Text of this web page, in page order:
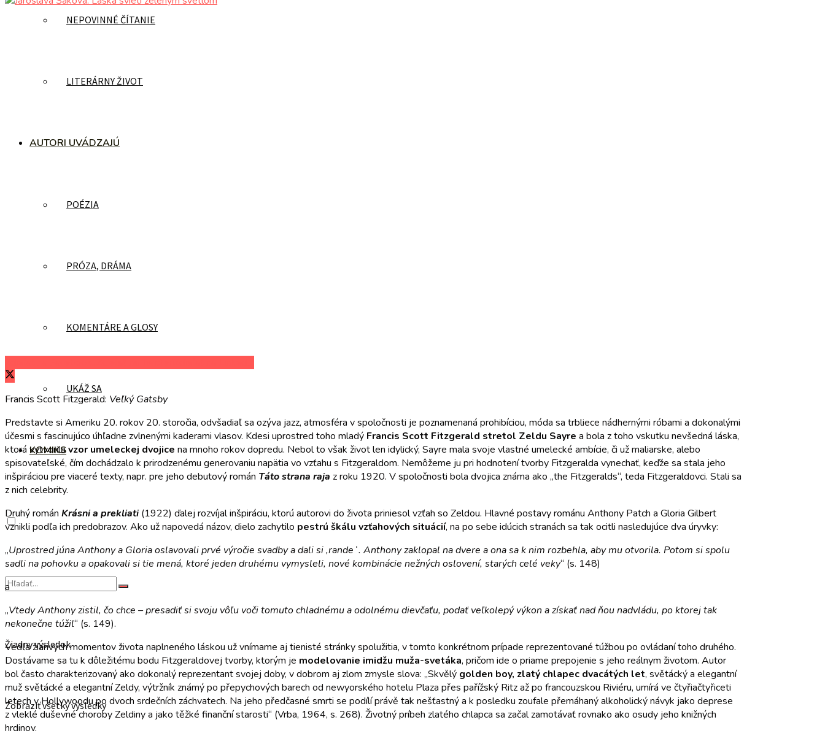
NEPOVINNÉ ČÍTANIE
LITERÁRNY ŽIVOT
AUTORI UVÁDZAJÚ
POÉZIA
PRÓZA, DRÁMA
KOMENTÁRE A GLOSY
UKÁŽ SA
KOMIKS
Žiadny výsledok
Zobraziť všetky výsledky
Francis Scott Fitzgerald: Veľký Gatsby
Predstavte si Ameriku 20. rokov 20. storočia, odvšadiaľ sa ozýva jazz, atmosféra v spoločnosti je poznamenaná prohibíciou, móda sa trbliece nádhernými róbami a dokonalými
účesmi s fascinujúco úhľadne zvlnenými kaderami vlasov. Kdesi uprostred toho mladý Francis Scott Fitzgerald stretol Zeldu Sayre a bola z toho vskutku nevšedná láska,
ktorá vytvorilavzor umeleckej dvojice na mnoho rokov dopredu. Nebol to však život len idylický, Sayre mala svoje vlastné umelecké ambície, či už maliarske, alebo
spisovateľské, čím dochádzalo k prirodzenému generovaniu napätia vo vzťahu s Fitzgeraldom. Nemôžeme ju pri hodnotení tvorby Fitzgeralda vynechať, keďže sa stala jeho
inšpiráciou pre viaceré texty, napr. pre jeho debutový román Táto strana raja z roku 1920. V spoločnosti bola dvojica známa ako „the Fitzgeralds“, teda Fitzgeraldovci. Stali sa
z nich celebrity.
Druhý román Krásni a prekliati (1922) ďalej rozvíjal inšpiráciu, ktorú autorovi do života priniesol vzťah so Zeldou. Hlavné postavy románu Anthony Patch a Gloria Gilbert
vznikli podľa ich predobrazov. Ako už napovedá názov, dielo zachytilo pestrú škálu vzťahových situácií, na po sebe idúcich stranách sa tak ocitli nasledujúce dva úryvky:
„Uprostred júna Anthony a Gloria oslavovali prvé výročie svadby a dali si ,randeʻ. Anthony zaklopal na dvere a ona sa k nim rozbehla, aby mu otvorila. Potom si spolu
sadli na pohovku a opakovali si tie mená, ktoré jeden druhému vymysleli, nové kombinácie nežných oslovení, starých celé veky“ (s. 148)
a
„Vtedy Anthony zistil, čo chce – presadiť si svoju vôľu voči tomuto chladnému a odolnému dievčaťu, podať veľkolepý výkon a získať nad ňou nadvládu, po ktorej tak
nekonečne túžil“ (s. 149).
Vedľa žiarivých momentov života naplneného láskou už vnímame aj tienisté stránky spolužitia, v tomto konkrétnom prípade reprezentované túžbou po ovládaní toho druhého.
Dostávame sa tu k dôležitému bodu Fitzgeraldovej tvorby, ktorým je modelovanie imidžu muža-svetáka, pričom ide o priame prepojenie s jeho reálnym životom. Autor
bol často charakterizovaný ako dokonalý reprezentant svojej doby, v dobrom aj zlom zmysle slova: „Skvělý golden boy, zlatý chlapec dvacátých let, světácký a elegantní
muž světácké a elegantní Zeldy, výtržník známý po přepychových barech od newyorského hotelu Plaza přes pařížský Ritz až po francouzskou Riviéru, umírá ve čtyřiačtyřiceti
letech v Hollywoodu po dvoch srdečních záchvatech. Na jeho předčasné smrti se podílí právě tak nešťastný a k posledku zoufale přemáhaný alkoholický návyk jako deprese
z vleklé duševné choroby Zeldiny a jako těžké finanční starosti“ (Vrba, 1964, s. 268). Životný príbeh zlatého chlapca sa začal zamotávať rovnako ako osudy jeho knižných
hrdinov.